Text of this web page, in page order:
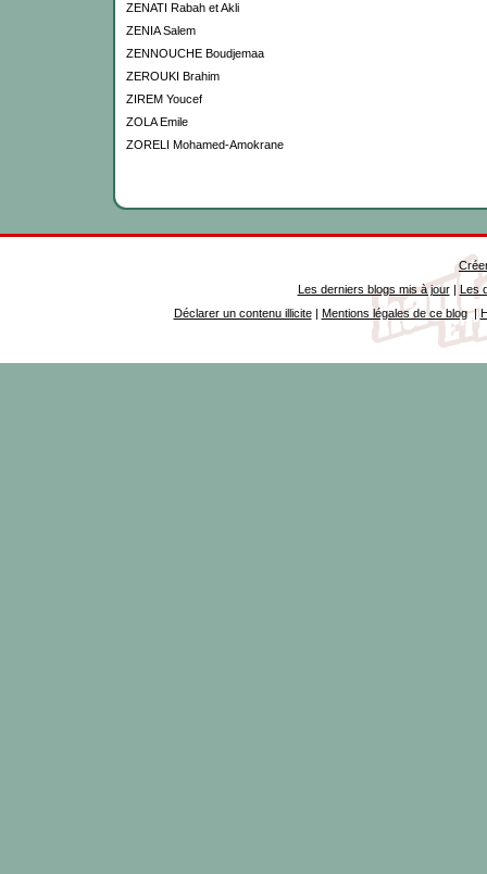
ZENATI Rabah et Akli
ZENIA Salem
ZENNOUCHE Boudjemaa
ZEROUKI Brahim
ZIREM Youcef
ZOLA Emile
ZORELI Mohamed-Amokrane
Les derniers blogs mis à jour| Les
Déclarer un contenu illicite| Mentions légales de ce blog|